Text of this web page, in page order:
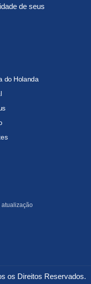
de seus
do Holanda
atualização
os Direitos Reservados.